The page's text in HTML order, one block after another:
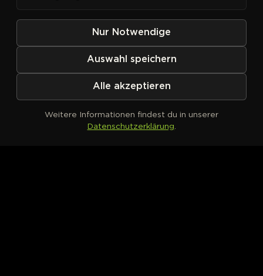
Kein Produkt definiert
Nur Notwendige
Auswahl speichern
Alle akzeptieren
Weitere Informationen findest du in unserer
Datenschutzerklärung